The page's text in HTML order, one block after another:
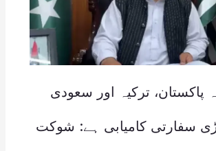
پاکستان، ترکیہ اور سعودی
سفارتی کامیابی ہے: شوکت